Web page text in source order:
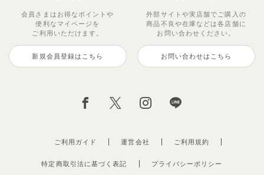
会員さまはお得なポイントや
便利な マイページを
ご利用いただけます。
新規会員登録はこちら
外部サイトや実店舗でご購入の
商品不良や在庫などは各店舗に
お問い合わせください。
お問い合わせはこちら
ご利用ガイド 運営会社
特定商取引法に基づく表記 プライバシーポリシー
ご利用規約